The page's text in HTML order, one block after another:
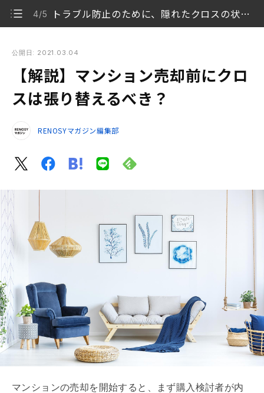
4/5 トラブル防止のために、隠れたクロスの状態を確認しよう
1/5
マンション売却時にクロス（壁紙）を張り替えなくて
いいってホント？
トラブル防止のために、隠れたクロスの状態を確認し
5/5
クロスの張り替えは現況と売却価格とのバランスが大
事
公開日: 2021.03.04
【解説】マンション売却前にクロ
スは張り替えるべき？
RENOSYマガジン編集部
マンションの売却を開始すると、まず購入検討者が内